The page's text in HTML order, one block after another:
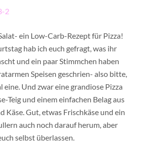
ein Low-Carb-Rezept für Pizza!
hab ich euch gefragt, was ihr
und ein paar Stimmchen haben
Speisen geschrien- also bitte,
eine. Und zwar eine grandiose Pizza
Teig und einem einfachen Belag aus
Käse. Gut, etwas Frischkäse und ein
auch noch darauf herum, aber
selbst überlassen.